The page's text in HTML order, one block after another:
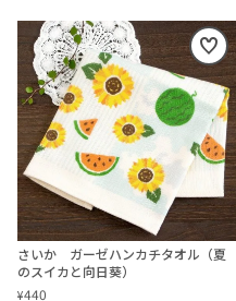
さいか ガーゼハンカチタオル（夏
のスイカと向日葵）
¥440